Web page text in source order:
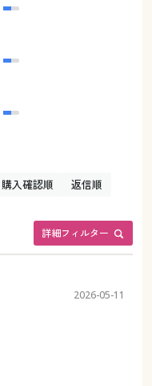
詳細フィルター
購入確認順
返信順
2026-05-11